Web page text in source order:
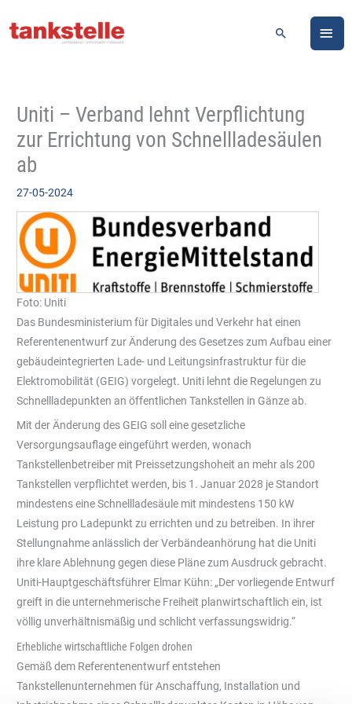
Inhalt
Suchen
Uniti – Verband lehnt Verpflichtung
zur Errichtung von Schnellladesäulen
ab
27-05-2024
Foto: Uniti
Das Bundesministerium für Digitales und Verkehr hat einen
Referentenentwurf zur Änderung des Gesetzes zum Aufbau einer
gebäudeintegrierten Lade- und Leitungsinfrastruktur für die
Elektromobilität (GEIG) vorgelegt. Uniti lehnt die Regelungen zu
Schnellladepunkten an öffentlichen Tankstellen in Gänze ab.
Mit der Änderung des GEIG soll eine gesetzliche
Versorgungsauflage eingeführt werden, wonach
Tankstellenbetreiber mit Preissetzungshoheit an mehr als 200
Tankstellen verpflichtet werden, bis 1. Januar 2028 je Standort
mindestens eine Schnellladesäule mit mindestens 150 kW
Leistung pro Ladepunkt zu errichten und zu betreiben. In ihrer
Stellungnahme anlässlich der Verbändeanhörung hat die Uniti
ihre klare Ablehnung gegen diese Pläne zum Ausdruck gebracht.
Uniti-Hauptgeschäftsführer Elmar Kühn: „Der vorliegende Entwurf
greift in die unternehmerische Freiheit planwirtschaftlich ein, ist
völlig unverhältnismäßig und schlicht verfassungswidrig.“
Erhebliche wirtschaftliche Folgen drohen
Gemäß dem Referentenentwurf entstehen
Tankstellenunternehmen für Anschaffung, Installation und